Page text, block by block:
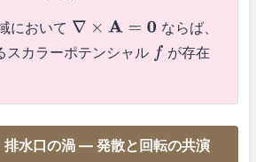
において ∇× A=0
ならば、
カラーポテンシャル f が存在
排水口の渦 — 発散と回転の共演